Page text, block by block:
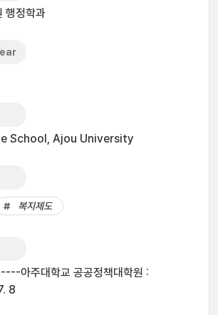
행정학과
School, Ajou University
복지제도
아주대학교 공공정책대학원 :
8